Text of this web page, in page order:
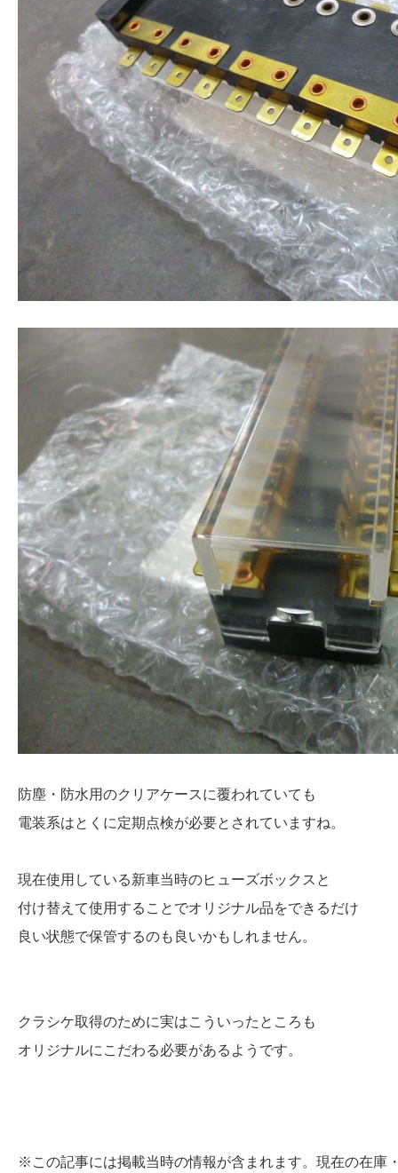
防塵・防水用のクリアケースに覆われていても
電装系はとくに定期点検が必要とされていますね。
現在使用している新車当時のヒューズボックスと
付け替えて使用することでオリジナル品をできるだけ
良い状態で保管するのも良いかもしれません。
クラシケ取得のために実はこういったところも
オリジナルにこだわる必要があるようです。
※この記事には掲載当時の情報が含まれます。現在の在庫